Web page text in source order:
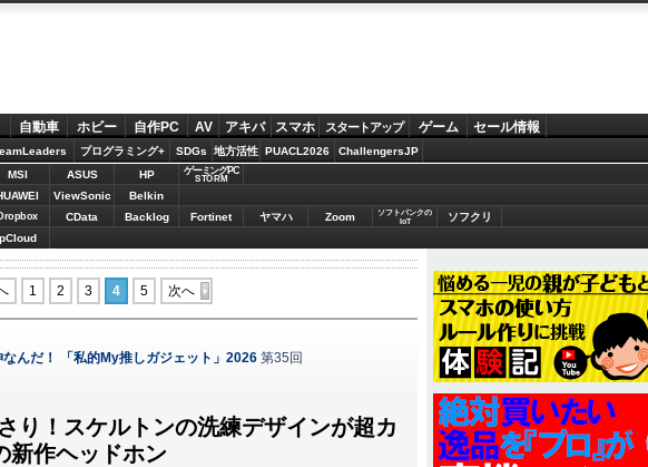
自動車 ホビー 自作PC AV アキバ スマホ スタートアップ ゲーム セール情報
プログラミング+ SDGs 地方活性 PUACL2026 ChallengersJP
MSI ASUS HP ゲーミングPC
STORM
ViewSonic Belkin
Dropbox CData Backlog Fortinet ヤマハ Zoom
ソフトバンクの
IoT
ソフクリ
pCloud
1 2 3 4 5 次へ
んだ！ 「私的My推しガジェット」2026 第35回
り！スケルトンの洗練デザインが超カ
新作ヘッドホン